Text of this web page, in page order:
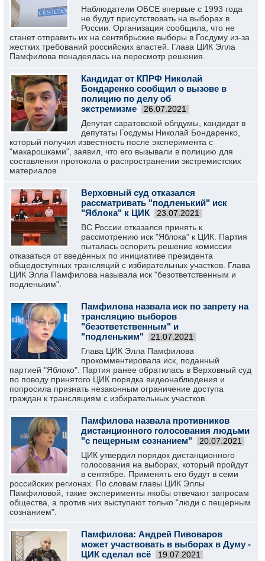
Наблюдатели ОБСЕ впервые с 1993 года
не будут присутствовать на выборах в
России. Организация сообщила, что не
станет отправить их на сентябрьские выборы в Госдуму из-за
жестких требований российских властей. Глава ЦИК Элла
Памфилова понадеялась на пересмотр решения.
Кандидат от КПРФ Николай
Бондаренко сообщил о вызове в
полицию по делу об
экстремизме
26.07.2021
Депутат саратовской облдумы, кандидат в
депутаты Госдумы Николай Бондаренко,
который получил известность после эксперимента с
"макарошками", заявил, что его вызывали в полицию для
составления протокола о распространении экстремистских
материалов.
Верховный суд отказался
рассматривать "подленький" иск
"Яблока" к ЦИК
23.07.2021
ВС России отказался принять к
рассмотрению иск "Яблока" к ЦИК. Партия
пыталась оспорить решение комиссии
отказаться от введённых по инициативе президента
общедоступных трансляций с избирательных участков. Глава
ЦИК Элла Памфилова называла иск "безответственным и
подленьким".
Памфилова назвала иск по запрету на
трансляцию выборов
"безответственным" и
"подленьким"
21.07.2021
Глава ЦИК Элла Памфилова
прокомментировала иск, поданный
партией "Яблоко". Партия ранее обратилась в Верховный суд
по поводу принятого ЦИК порядка видеонаблюдения и
попросила признать незаконным ограничение доступа
граждан к трансляциям с избирательных участков.
Памфилова назвала противников
дистанционного голосования людьми
"с пещерным сознанием"
20.07.2021
ЦИК утвердил порядок дистанционного
голосования на выборах, который пройдут
в сентябре. Применять его будут в семи
российских регионах. По словам главы ЦИК Эллы
Памфиловой, такие эксперименты якобы отвечают запросам
общества, а против них выступают только "люди с пещерным
сознанием".
Памфилова: Андрей Пивоваров
может участвовать в выборах в Думу -
ЦИК сделал всё
19.07.2021